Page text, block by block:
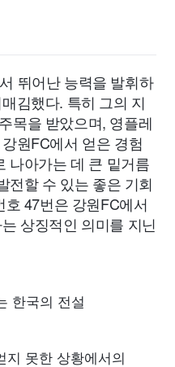
뛰어난 능력을 발휘하
김했다. 특히 그의 지
목을 받았으며, 영플레
원FC에서 얻은 경험
나아가는 데 큰 밑거름
전할 수 있는 좋은 기회
47번은 강원FC에서
상징적인 의미를 지닌
한국의 전설
지 못한 상황에서의